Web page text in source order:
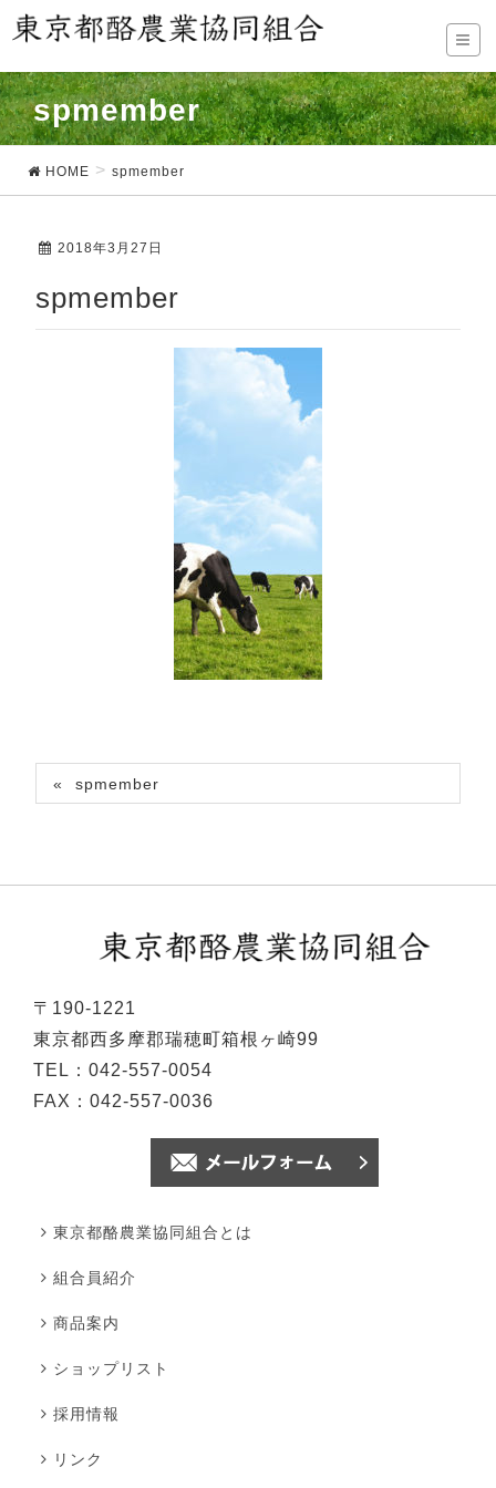
spmember
HOME spmember
2018年3月27日
spmember
spmember
〒190-1221
東京都西多摩郡瑞穂町箱根ヶ崎99
TEL：042-557-0054
FAX：042-557-0036
東京都酪農業協同組合とは
組合員紹介
商品案内
ショップリスト
採用情報
リンク